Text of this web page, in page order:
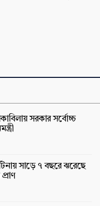
সরকার সর্বোচ্চ
সাড়ে ৭ বছরে ঝরেছে